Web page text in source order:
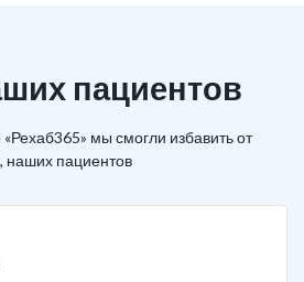
пациентов
мы смогли избавить от
наших пациентов